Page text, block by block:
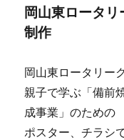
岡山東ロータ
制作
岡山東ロータリー
親子で学ぶ「備前
成事業」のための
ポスター、チラシ